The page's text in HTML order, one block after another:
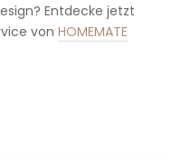
Entdecke jetzt
von HOMEMATE